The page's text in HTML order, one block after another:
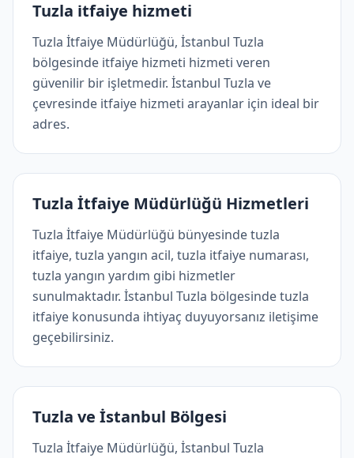
Tuzla i̇tfaiye hizmeti
Tuzla İtfaiye Müdürlüğü, İstanbul Tuzla
bölgesinde i̇tfaiye hizmeti hizmeti veren
güvenilir bir işletmedir. İstanbul Tuzla ve
çevresinde i̇tfaiye hizmeti arayanlar için ideal bir
adres.
Tuzla İtfaiye Müdürlüğü Hizmetleri
Tuzla İtfaiye Müdürlüğü bünyesinde tuzla
itfaiye, tuzla yangın acil, tuzla itfaiye numarası,
tuzla yangın yardım gibi hizmetler
sunulmaktadır. İstanbul Tuzla bölgesinde tuzla
itfaiye konusunda ihtiyaç duyuyorsanız iletişime
geçebilirsiniz.
Tuzla ve İstanbul Bölgesi
Tuzla İtfaiye Müdürlüğü, İstanbul Tuzla